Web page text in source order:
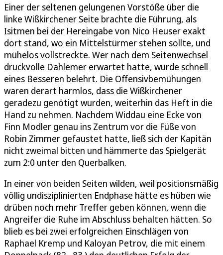
Einer der seltenen gelungenen Vorstöße über die
linke Wißkirchener Seite brachte die Führung, als
Isitmen bei der Hereingabe von Nico Heuser exakt
dort stand, wo ein Mittelstürmer stehen sollte, und
mühelos vollstreckte. Wer nach dem Seitenwechsel
druckvolle Dahlemer erwartet hatte, wurde schnell
eines Besseren belehrt. Die Offensivbemühungen
waren derart harmlos, dass die Wißkirchener
geradezu genötigt wurden, weiterhin das Heft in die
Hand zu nehmen. Nachdem Widdau eine Ecke von
Finn Modler genau ins Zentrum vor die Füße von
Robin Zimmer gefaustet hatte, ließ sich der Kapitän
nicht zweimal bitten und hämmerte das Spielgerät
zum 2:0 unter den Querbalken.
In einer von beiden Seiten wilden, weil positionsmäßig
völlig undisziplinierten Endphase hätte es hüben wie
drüben noch mehr Treffer geben können, wenn die
Angreifer die Ruhe im Abschluss behalten hätten. So
blieb es bei zwei erfolgreichen Einschlägen von
Raphael Kremp und Kaloyan Petrov, die mit einem